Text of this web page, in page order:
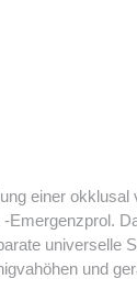
einer
universelle
und